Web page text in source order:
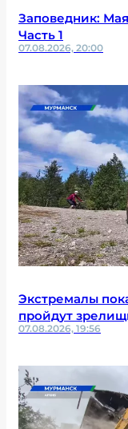
Заповедник:
Часть 1
07.08.2026, 20:00
Экстремалы
пройдут
07.08.2026, 19:56